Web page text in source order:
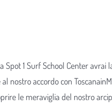
1 Surf School Center avrai
nostro accordo con
le meraviglia del nostro